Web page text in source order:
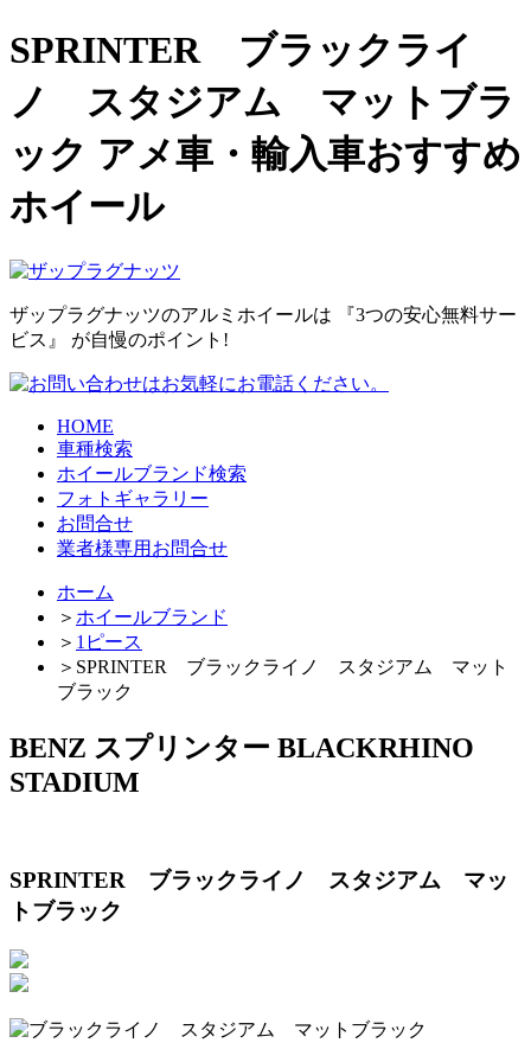
SPRINTER ブラックライ
ノ スタジアム マットブラ
ック アメ車・輸入車おすすめ
ホイール
ザップラグナッツのアルミホイールは
『3つの安心無料サー
ビス』 が自慢のポイント!
HOME
車種検索
ホイールブランド検索
フォトギャラリー
お問合せ
業者様専用お問合せ
ホーム
＞ ホイールブランド
＞ 1ピース
＞ SPRINTER ブラックライノ スタジアム マット
ブラック
BENZ スプリンター BLACKRHINO
STADIUM
SPRINTER ブラックライノ スタジアム マッ
トブラック